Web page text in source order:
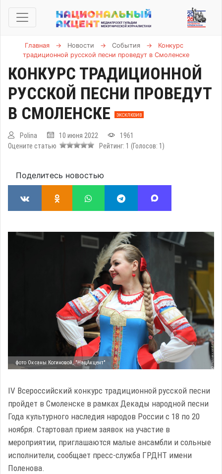
Главная → Новости → События →
Конкурс
традиционной русской песни проведут в Смоленске
КОНКУРС ТРАДИЦИОННОЙ
РУССКОЙ ПЕСНИ ПРОВЕДУТ
В СМОЛЕНСКЕ
ЭКСКЛЮЗИВ
Polina 10 июня 2022
1961
Оцените статью
Рейтинг: 1 (Голосов: 1 )
Поделитесь новостью
фото Оксаны Когиновой, "НацАкцент"
IV Всероссийский конкурс традиционной русской песни
пройдет в Смоленске в рамках Декады народной песни
Года культурного наследия народов России с 18 по 20
ноября. Стартовал прием заявок на участие в
мероприятии, приглашаются малые ансамбли и сольные
исполнители, сообщает пресс-служба ГРДНТ имени
Поленова.